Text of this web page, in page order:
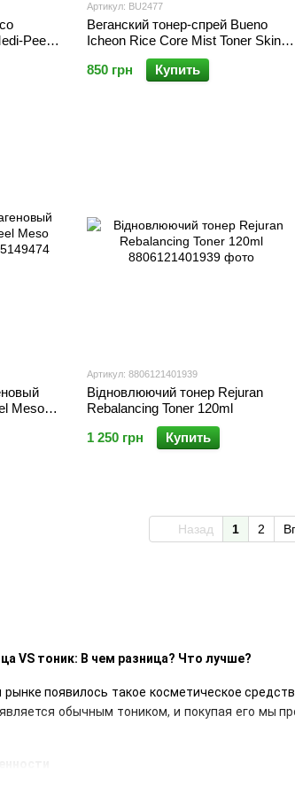
VS тоник: В чем разница? Что лучше?
рынке появилось такое косметическое
обычным тоником, и покупая его мы
Peel
250
Артикул: BU2477
Веганский тонер-спрей Bueno
Icheon Rice Core Mist Toner Skin
Booster 100ml
850 грн
Купить
Meso
Артикул: 8806121401939
Відновлюючий тонер Rejuran
Rebalancing Toner 120ml
1 250 грн
Купить
Назад 1 2